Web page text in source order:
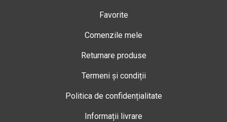
Favorite
Comenzile mele
Returnare produse
Termeni și condiții
Politica de confidențialitate
Informații livrare